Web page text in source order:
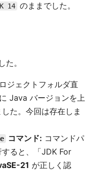
14 のままでした。
。
ジェクトフォルダ直
に Java バージョンを上
た。今回は存在しま
コマンド: コマンドパ
ると、「JDK For
21 が正しく認